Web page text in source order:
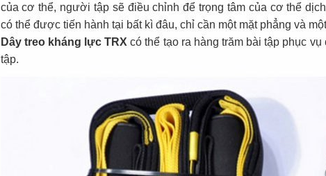
của cơ thể, người tập sẽ điều chỉnh để trọng tâm của cơ thể
có thể được tiến hành tại bất kì đâu, chỉ cần một mặt phẳng và
Dây treo kháng lực TRX có thể tạo ra hàng trăm bài tập phục
tập.